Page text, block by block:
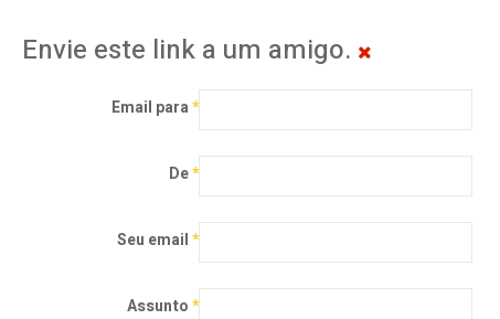
Envie este link a um amigo.
Email para*
De*
Seu email*
Assunto*